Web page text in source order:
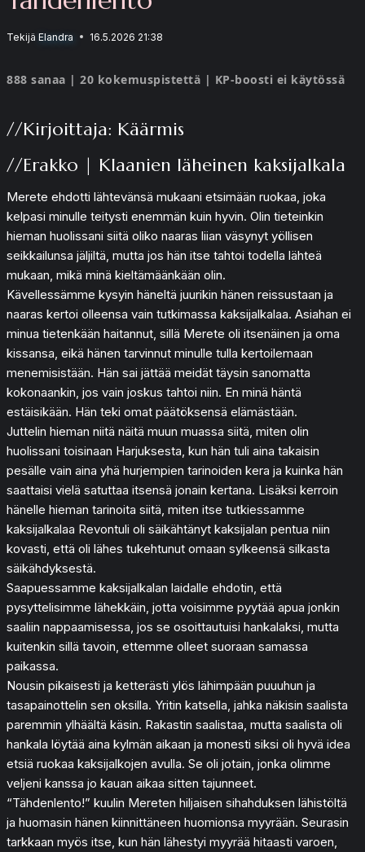
Tekijä Elandra 16.5.2026 21:38
888 sanaa | 20 kokemuspistettä | KP-boosti ei käytössä
//Kirjoittaja: Käärmis
//Erakko | Klaanien läheinen kaksijalkala
Merete ehdotti lähtevänsä mukaani etsimään ruokaa, joka
kelpasi minulle teitysti enemmän kuin hyvin. Olin tieteinkin
hieman huolissani siitä oliko naaras liian väsynyt yöllisen
seikkailunsa jäljiltä, mutta jos hän itse tahtoi todella lähteä
mukaan, mikä minä kieltämäänkään olin.
Kävellessämme kysyin häneltä juurikin hänen reissustaan ja
naaras kertoi olleensa vain tutkimassa kaksijalkalaa. Asiahan ei
minua tietenkään haitannut, sillä Merete oli itsenäinen ja oma
kissansa, eikä hänen tarvinnut minulle tulla kertoilemaan
menemisistään. Hän sai jättää meidät täysin sanomatta
kokonaankin, jos vain joskus tahtoi niin. En minä häntä
estäisikään. Hän teki omat päätöksensä elämästään.
Juttelin hieman niitä näitä muun muassa siitä, miten olin
huolissani toisinaan Harjuksesta, kun hän tuli aina takaisin
pesälle vain aina yhä hurjempien tarinoiden kera ja kuinka hän
saattaisi vielä satuttaa itsensä jonain kertana. Lisäksi kerroin
hänelle hieman tarinoita siitä, miten itse tutkiessamme
kaksijalkalaa Revontuli oli säikähtänyt kaksijalan pentua niin
kovasti, että oli lähes tukehtunut omaan sylkeensä silkasta
säikähdyksestä.
Saapuessamme kaksijalkalan laidalle ehdotin, että
pysyttelisimme lähekkäin, jotta voisimme pyytää apua jonkin
saaliin nappaamisessa, jos se osoittautuisi hankalaksi, mutta
kuitenkin sillä tavoin, ettemme olleet suoraan samassa
paikassa.
Nousin pikaisesti ja ketterästi ylös lähimpään puuuhun ja
tasapainottelin sen oksilla. Yritin katsella, jahka näkisin saalista
paremmin ylhäältä käsin. Rakastin saalistaa, mutta saalista oli
hankala löytää aina kylmän aikaan ja monesti siksi oli hyvä idea
etsiä ruokaa kaksijalkojen avulla. Se oli jotain, jonka olimme
veljeni kanssa jo kauan aikaa sitten tajunneet.
“Tähdenlento!” kuulin Mereten hiljaisen sihahduksen lähistöltä
ja huomasin hänen kiinnittäneen huomionsa myyrään. Seurasin
tarkkaan myös itse, kun hän lähestyi myyrää hitaasti varoen,